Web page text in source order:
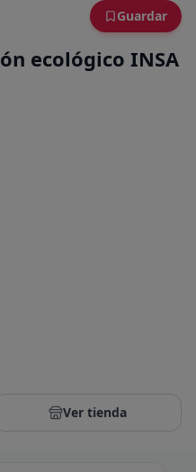
Guardar
ecológico INSA
Ver tienda